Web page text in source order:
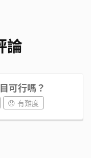
論
可行嗎？
😞 有難度